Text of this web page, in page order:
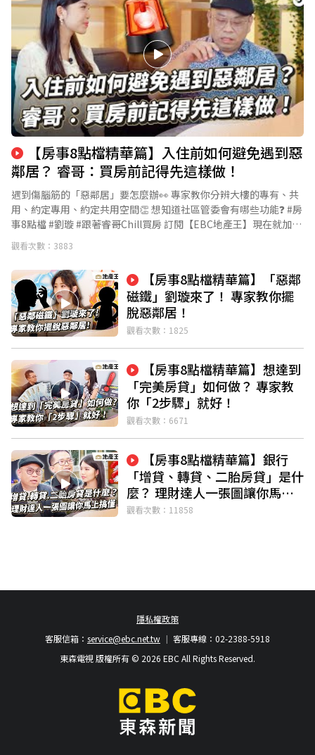
鄰居？ 睿哥：買房前記得先這樣做！
遇到傷腦筋的「惡鄰居」要怎麼辦👀 專家教你分辨大樓的專有、共
用、約定專用、約定共用空間👏 想知道社區管委會有哪些功能❓ #房
事8點檔 #劉璇 #跟著睿哥Chill買房 訂閱【EBC地產王】現在就加入
👉https://pse.is/4986hq 臉書【Ebc地產王】👉
https://www.facebook.com/ebchousenews/ #買房 #惡鄰居 #租
房 #公害報報 #環保局 #管委會 #公寓大廈 #首購族 #小資族
觀看次數：3883
磁鐵」劉璇來了！ 專家教你擺
脫惡鄰居！
觀看次數：1825
「完美房貸」如何做？ 專家教
你「2步驟」就好！
觀看次數：6671
「增貸、轉貸、二胎房貸」是什
麼？ 理財達人一張圖讓你馬上
搞懂！
觀看次數：11858
隱私權政策
客服專線：02-2388-5918
客服信箱： service@ebc.net.tw
東森電視 版權所有 © 2026 EBC All Rights Reserved.